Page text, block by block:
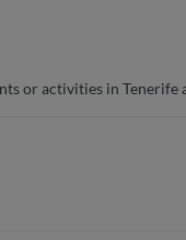
or activities in Tenerife